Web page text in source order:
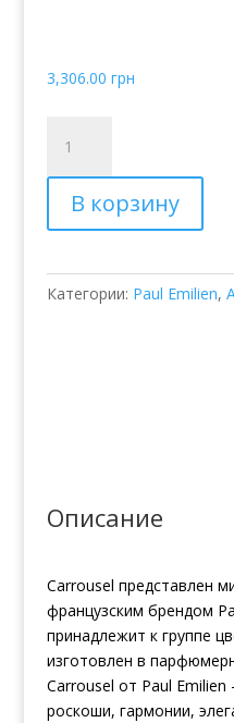
3,306.00 грн
товара
Парфюмированная
вода
Paul
Carrousel
В корзину
Категории: Paul Emilien,
Описание
Carrousel представлен
французским брендом
принадлежит к группе
изготовлен в
Carrousel от Paul
роскоши, гармонии,